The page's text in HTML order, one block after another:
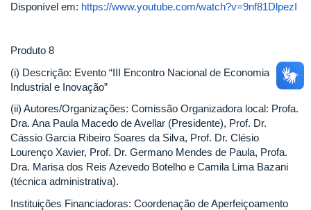
Disponível em: https://www.youtube.com/watch?v=9nf81DlpezI
Produto 8
(i) Descrição: Evento “III Encontro Nacional de Economia
Industrial e Inovação”
(ii) Autores/Organizações: Comissão Organizadora local: Profa.
Dra. Ana Paula Macedo de Avellar (Presidente), Prof. Dr.
Cássio Garcia Ribeiro Soares da Silva, Prof. Dr. Clésio
Lourenço Xavier, Prof. Dr. Germano Mendes de Paula, Profa.
Dra. Marisa dos Reis Azevedo Botelho e Camila Lima Bazani
(técnica administrativa).
Instituições Financiadoras: Coordenação de Aperfeiçoamento